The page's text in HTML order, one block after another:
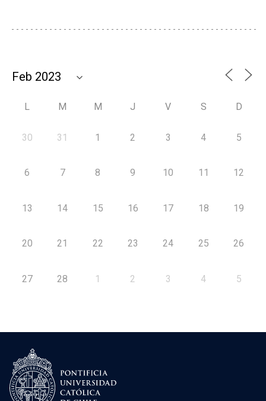
L M M J V S D
30 31 1 2 3 4 5
6 7 8 9 10 11 12
13 14 15 16 17 18 19
20 21 22 23 24 25 26
27 28 1 2 3 4 5